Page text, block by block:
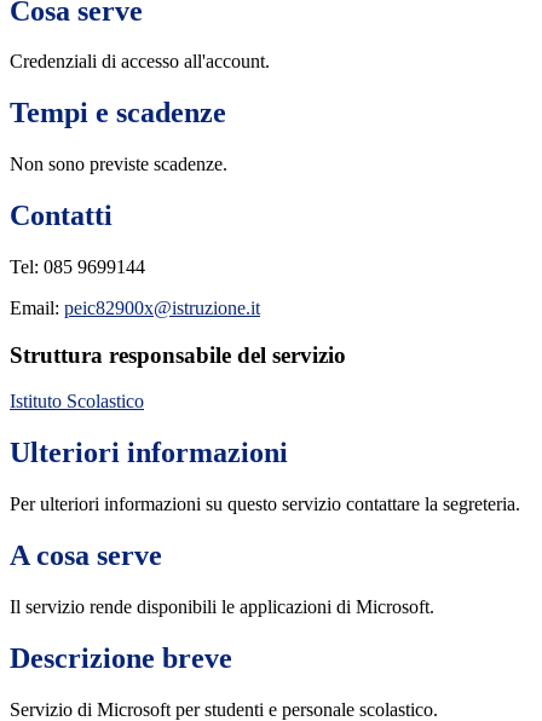
Cosa serve
Credenziali di accesso all'account.
Tempi e scadenze
Non sono previste scadenze.
Contatti
Tel: 085 9699144
Email: peic82900x@istruzione.it
Struttura responsabile del servizio
Istituto Scolastico
Ulteriori informazioni
Per ulteriori informazioni su questo servizio contattare la segreteria.
A cosa serve
Il servizio rende disponibili le applicazioni di Microsoft.
Descrizione breve
Servizio di Microsoft per studenti e personale scolastico.